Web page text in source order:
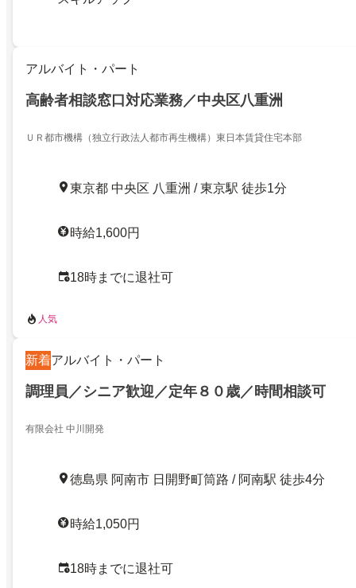
アルバイト・パート
高齢者相談窓口対応業務／中央区八重洲
ＵＲ都市機構（独立行政法人都市再生機構）東日本賃貸住宅本部
東京都 中央区 八重洲 / 東京駅 徒歩1分
時給1,600円
18時までに退社可
人気
新着アルバイト・パート
調理員／シニア歓迎／定年８０歳／時間相談可
有限会社 中川開発
徳島県 阿南市 日開野町筒路 / 阿南駅 徒歩4分
時給1,050円
18時までに退社可